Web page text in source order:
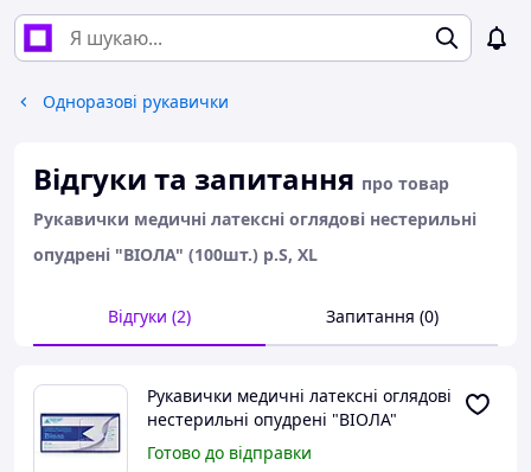
Одноразові рукавички
Відгуки та запитання про товар
Рукавички медичні латексні оглядові нестерильні
опудрені "ВІОЛА" (100шт.) р.S, XL
Відгуки (2) Запитання (0)
Рукавички медичні латексні оглядові
нестерильні опудрені "ВІОЛА"
(100шт.) р.S, XL
Готово до відправки